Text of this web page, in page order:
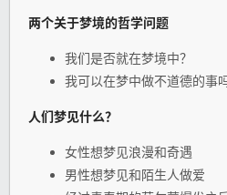
两个关于梦境的哲学问题
我们是否就在梦境中？
我可以在梦中做不道德的事
人们梦见什么？
女性想梦见浪漫和奇遇
男性想梦见和陌生人做爱